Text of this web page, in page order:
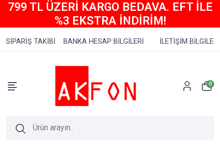
799 TL ÜZERİ KARGO BEDAVA. EFT İLE
%3 EKSTRA İNDİRİM!
SİPARİŞ TAKİBİ BANKA HESAP BİLGİLERİ İLETİŞİM BİLGİLERİ
0